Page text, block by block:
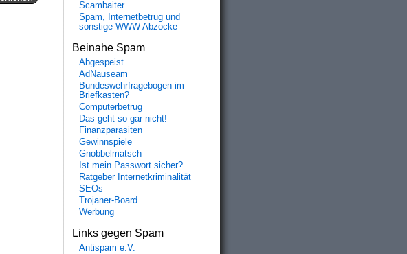
Scambaiter
Spam, Internetbetrug und
sonstige WWW Abzocke
Beinahe Spam
Abgespeist
AdNauseam
Bundeswehrfragebogen im
Briefkasten?
Computerbetrug
Das geht so gar nicht!
Finanzparasiten
Gewinnspiele
Gnobbelmatsch
Ist mein Passwort sicher?
Ratgeber Internetkriminalität
SEOs
Trojaner-Board
Werbung
Links gegen Spam
Antispam e.V.